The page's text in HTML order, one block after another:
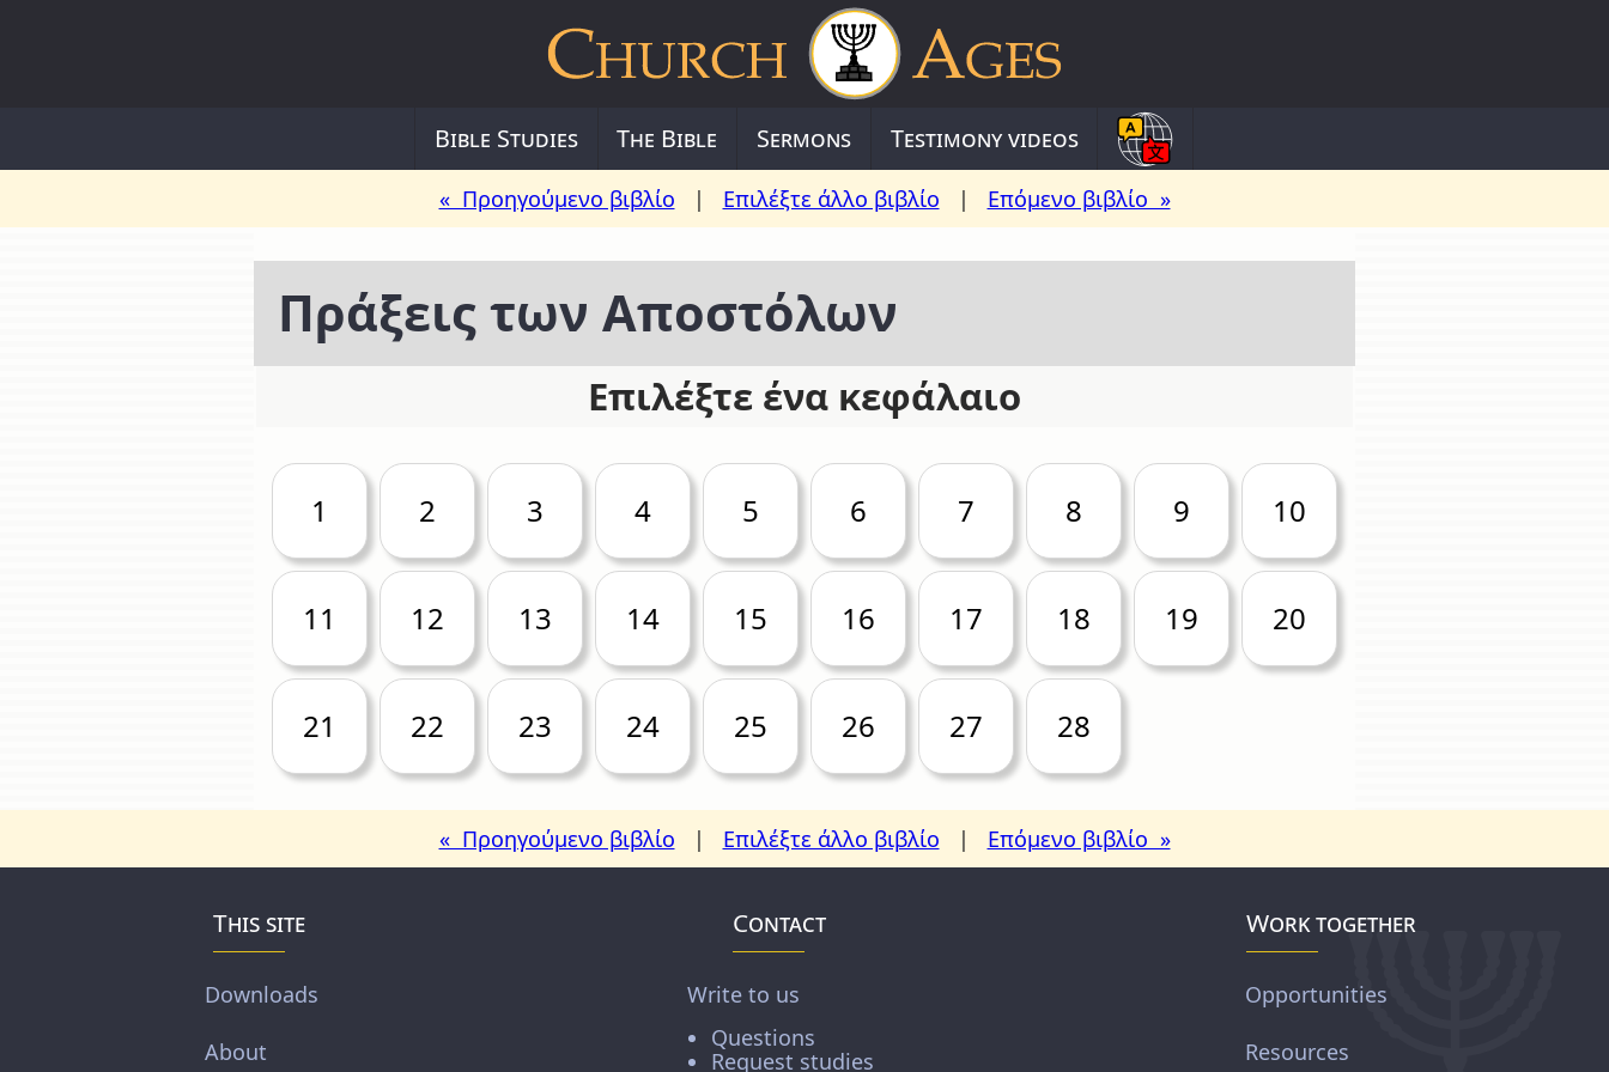
Bible Studies The Bible Sermons Testimony videos
« Προηγούμενο βιβλίο | Επιλέξτε άλλο βιβλίο | Επόμενο βιβλίο »
Πράξεις των Αποστόλων
Επιλέξτε ένα κεφάλαιο
1 2 3 4 5 6 7 8 9 10
11 12 13 14 15 16 17 18 19 20
21 22 23 24 25 26 27 28
« Προηγούμενο βιβλίο | Επιλέξτε άλλο βιβλίο | Επόμενο βιβλίο »
This site
Downloads
About
Contact
Write to us
Questions
Request studies
Work together
Opportunities
Resources